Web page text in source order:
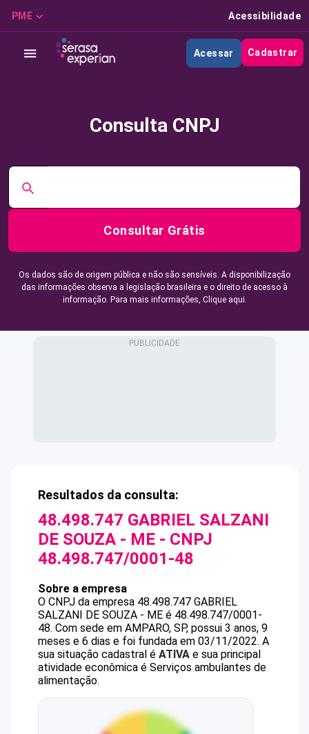
PME Acessibilidade
Acessar Cadastrar
Consulta CNPJ
Consultar Grátis
Os dados são de origem pública e não são sensíveis. A disponibilização
das informações observa a legislação brasileira e o direito de acesso à
informação. Para mais informações, Clique aqui.
Resultados da consulta:
48.498.747 GABRIEL SALZANI
DE SOUZA - ME - CNPJ
48.498.747/0001-48
Sobre a empresa
O CNPJ da empresa 48.498.747 GABRIEL
SALZANI DE SOUZA - ME é 48.498.747/0001-
48. Com sede em AMPARO, SP, possui 3 anos, 9
meses e 6 dias e foi fundada em 03/11/2022. A
sua situação cadastral é ATIVA e sua principal
atividade econômica é Serviços ambulantes de
alimentação.